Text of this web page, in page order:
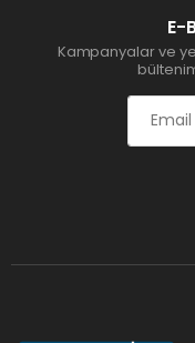
E-
Kampanyalar ve